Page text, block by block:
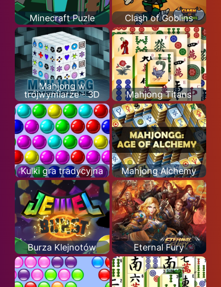
Minecraft Puzle Clash of Goblins
Mahjong w
trójwymiarze - 3D
Mahjong Titans
Kulki gra tradycyjna Mahjong Alchemy
Burza Klejnotów Eternal Fury